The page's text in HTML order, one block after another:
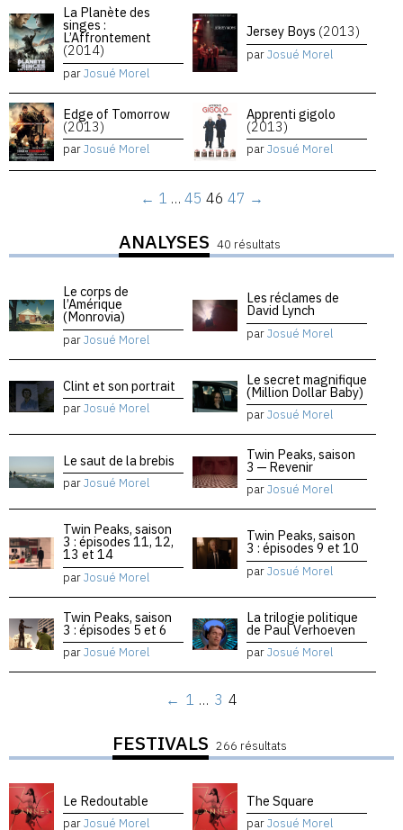
La Planète des
singes :
L’Affrontement
(2014)
parJosué Morel
Jersey Boys (2013)
parJosué Morel
Edge of Tomorrow
(2013)
parJosué Morel
Apprenti gigolo
(2013)
parJosué Morel
← 1 … 45 46 47 →
ANALYSES 40 résultats
Le corps de
l’Amérique
(Monrovia)
parJosué Morel
Les réclames de
David Lynch
parJosué Morel
Clint et son portrait
parJosué Morel
Le secret magnifique
(Million Dollar Baby)
parJosué Morel
Le saut de la brebis
parJosué Morel
Twin Peaks, saison
3 — Revenir
parJosué Morel
Twin Peaks, saison
3 : épisodes 11, 12,
13 et 14
parJosué Morel
Twin Peaks, saison
3 : épisodes 9 et 10
parJosué Morel
Twin Peaks, saison
3 : épisodes 5 et 6
parJosué Morel
La trilogie politique
de Paul Verhoeven
parJosué Morel
← 1 … 3 4
FESTIVALS 266 résultats
Le Redoutable
parJosué Morel
The Square
parJosué Morel